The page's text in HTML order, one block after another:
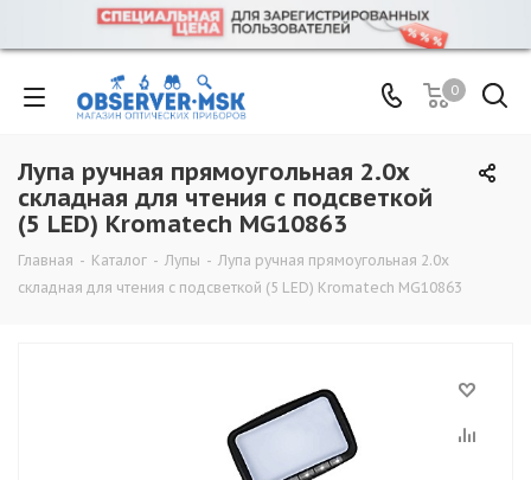
0
Лупа ручная прямоугольная 2.0x
складная для чтения с подсветкой
(5 LED) Kromatech MG10863
Главная - Каталог - Лупы - Лупа ручная прямоугольная 2.0x
складная для чтения с подсветкой (5 LED) Kromatech MG10863